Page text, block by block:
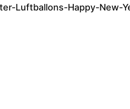
Luftballons-Happy-New-